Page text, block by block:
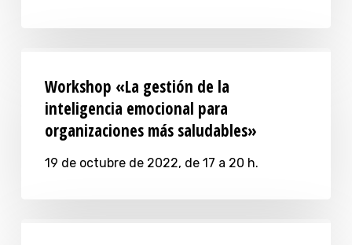
Workshop «La gestión de la
inteligencia emocional para
organizaciones más saludables»
19 de octubre de 2022, de 17 a 20 h.